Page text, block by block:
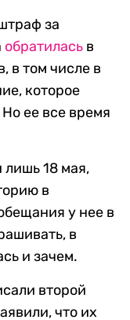
за
обратилась в
в том числе в
которое
ее все время
18 мая,
в
у нее в
в
и зачем.
второй
что их